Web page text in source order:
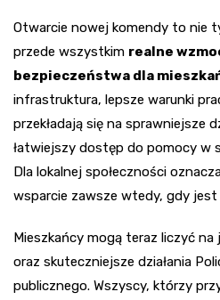
Otwarcie nowej komendy to nie
przede wszystkim realne
bezpieczeństwa dla
infrastruktura, lepsze warunki
przekładają się na sprawniejsze
łatwiejszy dostęp do pomocy w
Dla lokalnej społeczności
wsparcie zawsze wtedy, gdy
Mieszkańcy mogą teraz liczyć na
oraz skuteczniejsze działania
publicznego. Wszyscy, którzy